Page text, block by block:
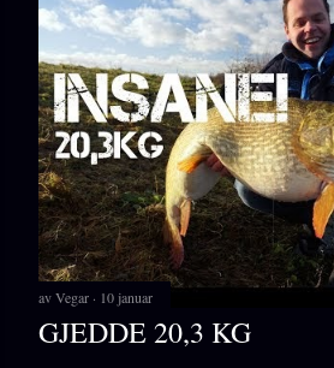
avVegar 10 januar
GJEDDE 20,3 KG